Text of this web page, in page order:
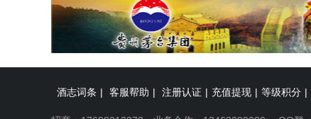
酒志词条 | 客服帮助 | 注册认证 | 充值提现 | 等级积分 |